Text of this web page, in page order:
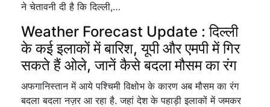
ने चेतावनी दी है कि दिल्ली,…
Weather Forecast Update : दिल्ली
के कई इलाकों में बारिश, यूपी और एमपी में गिर
सकते हैं ओले, जानें कैसे बदला मौसम का रंग
अफगानिस्तान में आये पश्चिमी विक्षोभ के कारण अब मौसम का रंग
बदला बदला नज़र आ रहा है. जहां देश के पहाड़ी इलाकों में जमकर